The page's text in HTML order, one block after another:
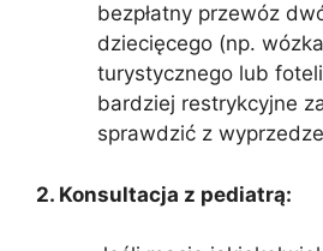
bezpłatny przewóz
dziecięcego (np.
turystycznego lub
bardziej restrykcyjne
sprawdzić z
2. Konsultacja z pediatrą: